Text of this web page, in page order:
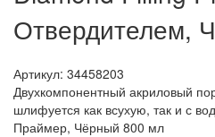
Отвердителем,
Артикул: 34458203
Двухкомпонентный акриловый
шлифуется как всухую, так и с
Праймер, Чёрный 800 мл